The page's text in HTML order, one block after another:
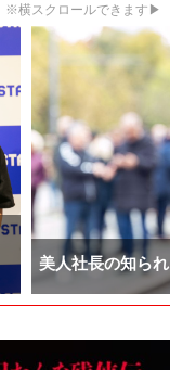
※横スクロールできます▶
美人社長の知ら